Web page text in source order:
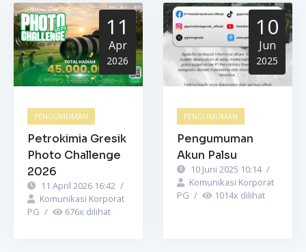
11
Apr
2026
PENGUMUMAN
Petrokimia Gresik
Photo Challenge
2026
11 April 2026 16:42 /
Komunikasi Korporat
PG / 676x dilihat
10
Jun
2025
PENGUMUMAN
Pengumuman
Akun Palsu
10 Juni 2025 10:14 /
Komunikasi Korporat
PG / 1014x dilihat